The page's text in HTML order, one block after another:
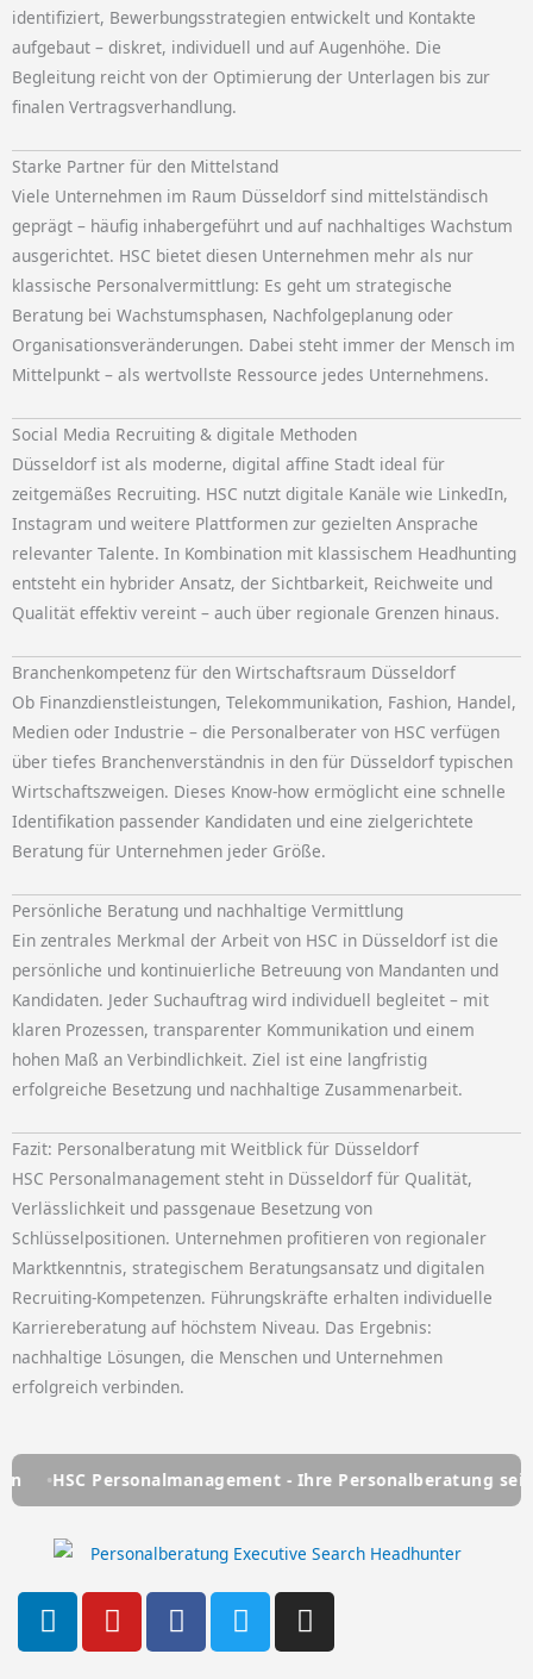
identifiziert, Bewerbungsstrategien entwickelt und Kontakte
aufgebaut – diskret, individuell und auf Augenhöhe. Die
Begleitung reicht von der Optimierung der Unterlagen bis zur
finalen Vertragsverhandlung.
Starke Partner für den Mittelstand
Viele Unternehmen im Raum Düsseldorf sind mittelständisch
geprägt – häufig inhabergeführt und auf nachhaltiges Wachstum
ausgerichtet. HSC bietet diesen Unternehmen mehr als nur
klassische Personalvermittlung: Es geht um strategische
Beratung bei Wachstumsphasen, Nachfolgeplanung oder
Organisationsveränderungen. Dabei steht immer der Mensch im
Mittelpunkt – als wertvollste Ressource jedes Unternehmens.
Social Media Recruiting & digitale Methoden
Düsseldorf ist als moderne, digital affine Stadt ideal für
zeitgemäßes Recruiting. HSC nutzt digitale Kanäle wie LinkedIn,
Instagram und weitere Plattformen zur gezielten Ansprache
relevanter Talente. In Kombination mit klassischem Headhunting
entsteht ein hybrider Ansatz, der Sichtbarkeit, Reichweite und
Qualität effektiv vereint – auch über regionale Grenzen hinaus.
Branchenkompetenz für den Wirtschaftsraum Düsseldorf
Ob Finanzdienstleistungen, Telekommunikation, Fashion, Handel,
Medien oder Industrie – die Personalberater von HSC verfügen
über tiefes Branchenverständnis in den für Düsseldorf typischen
Wirtschaftszweigen. Dieses Know-how ermöglicht eine schnelle
Identifikation passender Kandidaten und eine zielgerichtete
Beratung für Unternehmen jeder Größe.
Persönliche Beratung und nachhaltige Vermittlung
Ein zentrales Merkmal der Arbeit von HSC in Düsseldorf ist die
persönliche und kontinuierliche Betreuung von Mandanten und
Kandidaten. Jeder Suchauftrag wird individuell begleitet – mit
klaren Prozessen, transparenter Kommunikation und einem
hohen Maß an Verbindlichkeit. Ziel ist eine langfristig
erfolgreiche Besetzung und nachhaltige Zusammenarbeit.
Fazit: Personalberatung mit Weitblick für Düsseldorf
HSC Personalmanagement steht in Düsseldorf für Qualität,
Verlässlichkeit und passgenaue Besetzung von
Schlüsselpositionen. Unternehmen profitieren von regionaler
Marktkenntnis, strategischem Beratungsansatz und digitalen
Recruiting-Kompetenzen. Führungskräfte erhalten individuelle
Karriereberatung auf höchstem Niveau. Das Ergebnis:
nachhaltige Lösungen, die Menschen und Unternehmen
erfolgreich verbinden.
HSC Personalmanagement - Ihre Personalberatung seit
L
i
n
Y
o
u
F
a
c
T
w
i
I
n
s